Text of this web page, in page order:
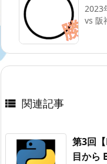
2023
vs 阪
 関連記事
第3回
目から